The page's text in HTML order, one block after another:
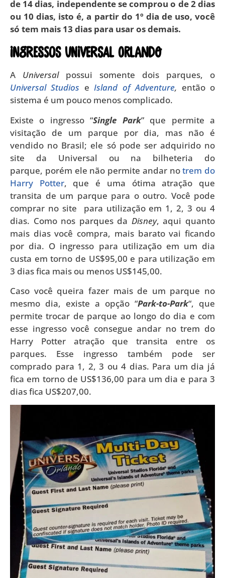
de 14 dias, independente se comprou o de 2 dias
ou 10 dias, isto é, a partir do 1º dia de uso, você
só tem mais 13 dias para usar os demais.
INGRESSOS UNIVERSAL ORLANDO
A Universalpossui somente dois parques, o
Universal Studios eIsland of Adventure, então o
sistema é um pouco menos complicado.
Existe o ingresso “Single Park” que permite a
visitação de um parque por dia, mas não é
vendido no Brasil; ele só pode ser adquirido no
site da Universal ou na bilheteria do
parque, porém ele não permite andar notrem do
Harry Potter, que é uma ótima atração que
transita de um parque para o outro. Você pode
comprar no site para utilização em 1, 2, 3 ou 4
dias. Como nos parques da Disney, aqui quanto
mais dias você compra, mais barato vai ficando
por dia. O ingresso para utilização em um dia
custa em torno de US$95,00 e para utilização em
3 dias fica mais ou menos US$145,00.
Caso você queira fazer mais de um parque no
mesmo dia, existe a opção “Park-to-Park“, que
permite trocar de parque ao longo do dia e com
esse ingresso você consegue andar no trem do
Harry Potter atração que transita entre os
parques. Esse ingresso também pode ser
comprado para 1, 2, 3 ou 4 dias. Para um dia já
fica em torno de US$136,00 para um dia e para 3
dias fica US$207,00.